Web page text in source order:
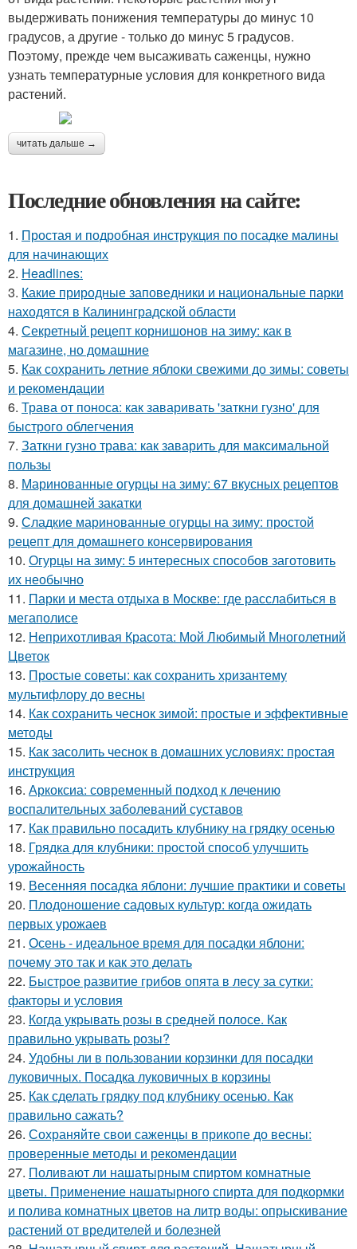
выдерживать понижения температуры до минус 10
градусов, а другие - только до минус 5 градусов.
Поэтому, прежде чем высаживать саженцы, нужно
узнать температурные условия для конкретного вида
растений.
читать дальше →
Последние обновления на сайте:
1. Простая и подробная инструкция по посадке малины
для начинающих
2. Headlines:
3. Какие природные заповедники и национальные парки
находятся в Калининградской области
4. Секретный рецепт корнишонов на зиму: как в
магазине, но домашние
5. Как сохранить летние яблоки свежими до зимы: советы
и рекомендации
6. Трава от поноса: как заваривать 'заткни гузно' для
быстрого облегчения
7. Заткни гузно трава: как заварить для максимальной
пользы
8. Маринованные огурцы на зиму: 67 вкусных рецептов
для домашней закатки
9. Сладкие маринованные огурцы на зиму: простой
рецепт для домашнего консервирования
10. Огурцы на зиму: 5 интересных способов заготовить
их необычно
11. Парки и места отдыха в Москве: где расслабиться в
мегаполисе
12. Неприхотливая Красота: Мой Любимый Многолетний
Цветок
13. Простые советы: как сохранить хризантему
мультифлору до весны
14. Как сохранить чеснок зимой: простые и эффективные
методы
15. Как засолить чеснок в домашних условиях: простая
инструкция
16. Аркоксиа: современный подход к лечению
воспалительных заболеваний суставов
17. Как правильно посадить клубнику на грядку осенью
18. Грядка для клубники: простой способ улучшить
урожайность
19. Весенняя посадка яблони: лучшие практики и советы
20. Плодоношение садовых культур: когда ожидать
первых урожаев
21. Осень - идеальное время для посадки яблони:
почему это так и как это делать
22. Быстрое развитие грибов опята в лесу за сутки:
факторы и условия
23. Когда укрывать розы в средней полосе. Как
правильно укрывать розы?
24. Удобны ли в пользовании корзинки для посадки
луковичных. Посадка луковичных в корзины
25. Как сделать грядку под клубнику осенью. Как
правильно сажать?
26. Сохраняйте свои саженцы в прикопе до весны:
проверенные методы и рекомендации
27. Поливают ли нашатырным спиртом комнатные
цветы. Применение нашатырного спирта для подкормки
и полива комнатных цветов на литр воды: опрыскивание
растений от вредителей и болезней